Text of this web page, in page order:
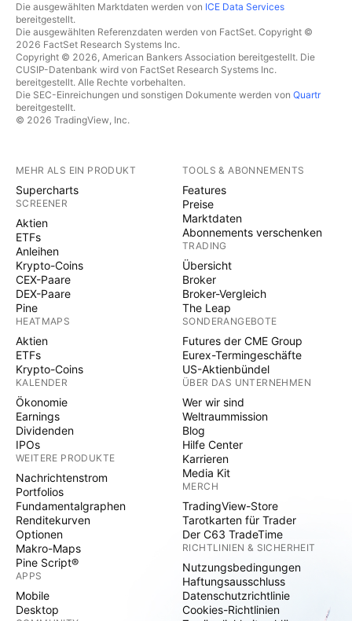
Die ausgewählten Marktdaten werden von ICE Data Services
bereitgestellt.
Die ausgewählten Referenzdaten werden von FactSet. Copyright ©
2026 FactSet Research Systems Inc.
Copyright © 2026, American Bankers Association bereitgestellt. Die
CUSIP-Datenbank wird von FactSet Research Systems Inc.
bereitgestellt. Alle Rechte vorbehalten.
Die SEC-Einreichungen und sonstigen Dokumente werden von Quartr
bereitgestellt.
© 2026 TradingView, Inc.
MEHR ALS EIN PRODUKT
Supercharts
SCREENER
Aktien
ETFs
Anleihen
Krypto-Coins
CEX-Paare
DEX-Paare
Pine
HEATMAPS
Aktien
ETFs
Krypto-Coins
KALENDER
Ökonomie
Earnings
Dividenden
IPOs
WEITERE PRODUKTE
Nachrichtenstrom
Portfolios
Fundamentalgraphen
Renditekurven
Optionen
Makro-Maps
Pine Script®
APPS
Mobile
Desktop
TOOLS & ABONNEMENTS
Features
Preise
Marktdaten
Abonnements verschenken
TRADING
Übersicht
Broker
Broker-Vergleich
The Leap
SONDERANGEBOTE
Futures der CME Group
Eurex-Termingeschäfte
US-Aktienbündel
ÜBER DAS UNTERNEHMEN
Wer wir sind
Weltraummission
Blog
Hilfe Center
Karrieren
Media Kit
MERCH
TradingView-Store
Tarotkarten für Trader
Der C63 TradeTime
RICHTLINIEN & SICHERHEIT
Nutzungsbedingungen
Haftungsausschluss
Datenschutzrichtlinie
Cookies-Richtlinien